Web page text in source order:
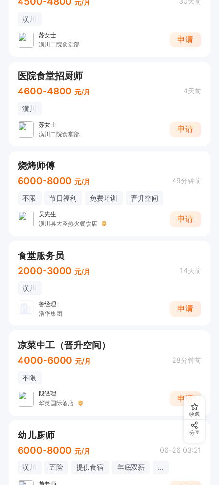
元/月
潢川
苏女士
潢川二院食堂部
申请
医院食堂招厨师
4600-4800 元/月 4天前
潢川
苏女士
潢川二院食堂部
申请
烧烤师傅
6000-8000 元/月 49分钟前
不限 节日福利 免费培训 晋升空间
吴先生
潢川县大圣热火餐饮店
申请
食堂服务员
2000-3000 元/月 14天前
潢川
鲁经理
浩华集团
申请
凉菜中工（晋升空间）
4000-6000 元/月 28分钟前
不限
段经理
华英国际酒店
申请
幼儿厨师
6000-8000 元/月 06-26 03:21
潢川 五险 提供食宿 年底双薪 ...
收藏
分享